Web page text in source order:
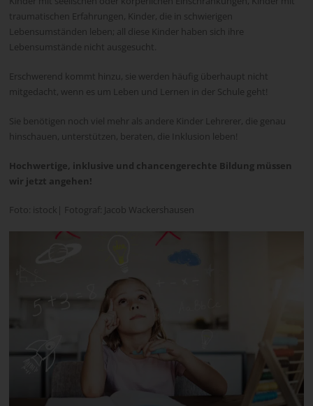
traumatischen Erfahrungen, Kinder, die in schwierigen
Lebensumständen leben; all diese Kinder haben sich ihre
Lebensumstände nicht ausgesucht.
Erschwerend kommt hinzu, sie werden häufig überhaupt nicht
mitgedacht, wenn es um Leben und Lernen in der Schule geht!
Sie benötigen noch viel mehr als andere Kinder Lehrerer, die genau
hinschauen, unterstützen, beraten, die Inklusion leben!
Hochwertige, inklusive und chancengerechte Bildung müssen
wir jetzt angehen!
Foto: istock| Fotograf: Jacob Wackershausen